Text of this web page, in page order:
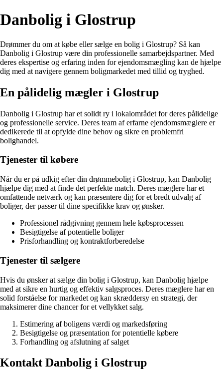
Danbolig i Glostrup
Drømmer du om at købe eller sælge en bolig i Glostrup? Så kan
Danbolig i Glostrup være din professionelle samarbejdspartner. Med
deres ekspertise og erfaring inden for ejendomsmægling kan de hjælpe
dig med at navigere gennem boligmarkedet med tillid og tryghed.
En pålidelig mægler i Glostrup
Danbolig i Glostrup har et solidt ry i lokalområdet for deres pålidelige
og professionelle service. Deres team af erfarne ejendomsmæglere er
dedikerede til at opfylde dine behov og sikre en problemfri
bolighandel.
Tjenester til købere
Når du er på udkig efter din drømmebolig i Glostrup, kan Danbolig
hjælpe dig med at finde det perfekte match. Deres mæglere har et
omfattende netværk og kan præsentere dig for et bredt udvalg af
boliger, der passer til dine specifikke krav og ønsker.
Professionel rådgivning gennem hele købsprocessen
Besigtigelse af potentielle boliger
Prisforhandling og kontraktforberedelse
Tjenester til sælgere
Hvis du ønsker at sælge din bolig i Glostrup, kan Danbolig hjælpe
med at sikre en hurtig og effektiv salgsproces. Deres mæglere har en
solid forståelse for markedet og kan skræddersy en strategi, der
maksimerer dine chancer for et vellykket salg.
Estimering af boligens værdi og markedsføring
Besigtigelse og præsentation for potentielle købere
Forhandling og afslutning af salget
Kontakt Danbolig i Glostrup